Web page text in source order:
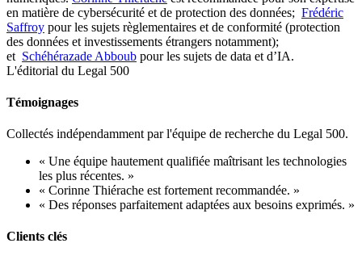
en matière de cybersécurité et de protection des données; Frédéric
Saffroy pour les sujets règlementaires et de conformité (protection
des données et investissements étrangers notamment);
et Schéhérazade Abboub pour les sujets de data et d’IA.
L'éditorial du Legal 500
Témoignages
Collectés indépendamment par l'équipe de recherche du Legal 500.
« Une équipe hautement qualifiée maîtrisant les technologies
les plus récentes. »
« Corinne Thiérache est fortement recommandée. »
« Des réponses parfaitement adaptées aux besoins exprimés. »
Clients clés